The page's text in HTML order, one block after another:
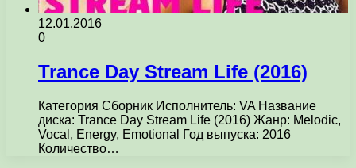
12.01.2016
0
Trance Day Stream Life (2016)
Категория Сборник Исполнитель: VA Название
диска: Trance Day Stream Life (2016) Жанр: Melodic,
Vocal, Energy, Emotional Год выпуска: 2016
Количество…